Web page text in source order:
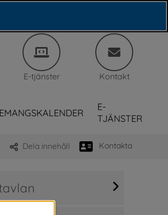
E-tjänster Kontakt
E-
TJÄNSTER
Dela innehåll Kontakta